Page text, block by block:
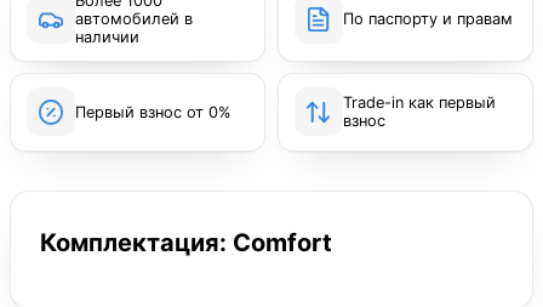
автомобилей в
наличии
По паспорту и правам
Первый взнос от 0%
Trade-in как первый
взнос
Комплектация: Comfort